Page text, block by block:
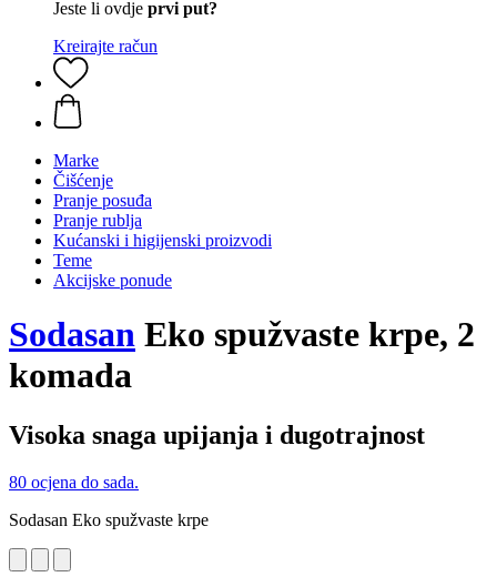
Jeste li ovdje prvi put?
Kreirajte račun
Marke
Čišćenje
Pranje posuđa
Pranje rublja
Kućanski i higijenski proizvodi
Teme
Akcijske ponude
Sodasan Eko spužvaste krpe, 2
komada
Visoka snaga upijanja i dugotrajnost
80 ocjena do sada.
Sodasan Eko spužvaste krpe